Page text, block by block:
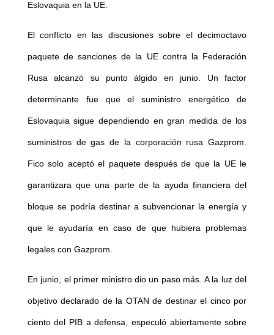
Eslovaquia en la UE.
El conflicto en las discusiones sobre el decimoctavo
paquete de sanciones de la UE contra la Federación
Rusa alcanzó su punto álgido en junio. Un factor
determinante fue que el suministro energético de
Eslovaquia sigue dependiendo en gran medida de los
suministros de gas de la corporación rusa Gazprom.
Fico solo aceptó el paquete después de que la UE le
garantizara que una parte de la ayuda financiera del
bloque se podría destinar a subvencionar la energía y
que le ayudaría en caso de que hubiera problemas
legales con Gazprom.
En junio, el primer ministro dio un paso más. A la luz del
objetivo declarado de la OTAN de destinar el cinco por
ciento del PIB a defensa, especuló abiertamente sobre